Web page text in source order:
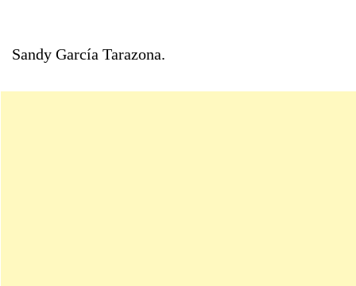
Sandy García Tarazona.